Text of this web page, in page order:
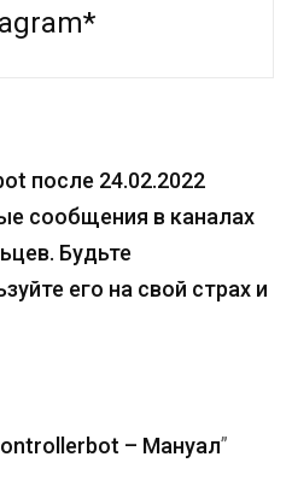
после 24.02.2022
сообщения в каналах
Будьте
его на свой страх и
– Мануал”